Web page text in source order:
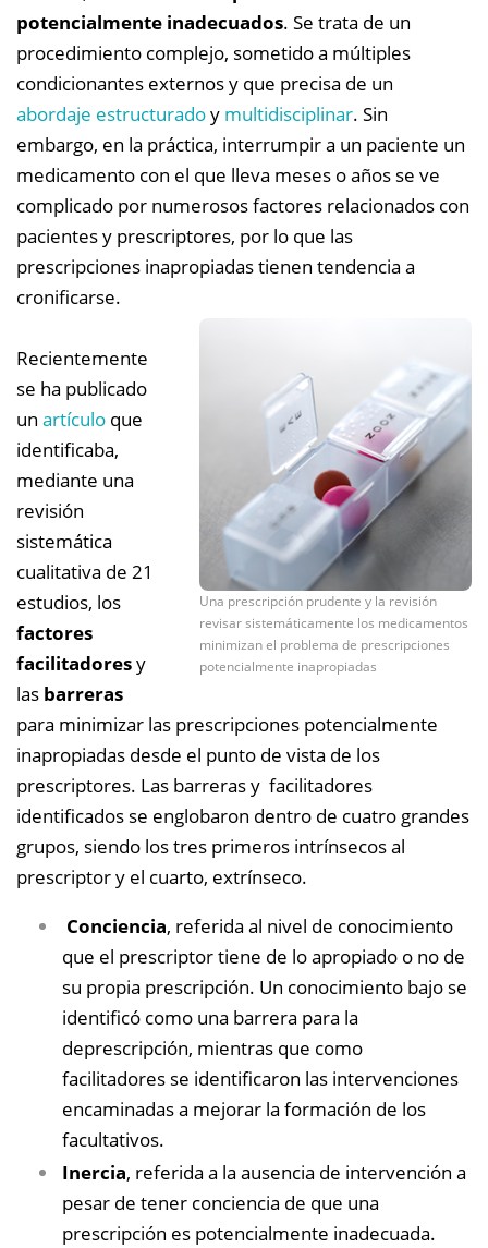
potencialmente inadecuados. Se trata de un
procedimiento complejo, sometido a múltiples
condicionantes externos y que precisa de un
abordaje estructuradoy multidisciplinar. Sin
embargo, en la práctica, interrumpir a un paciente un
medicamento con el que lleva meses o años se ve
complicado por numerosos factores relacionados con
pacientes y prescriptores, por lo que las
prescripciones inapropiadas tienen tendencia a
cronificarse.
Una prescripción prudente y la revisión
revisar sistemáticamente los medicamentos
minimizan el problema de prescripciones
potencialmente inapropiadas
Recientemente
se ha publicado
un artículo que
identificaba,
mediante una
revisión
sistemática
cualitativa de 21
estudios, los
factores
facilitadoresy
las barreras
para minimizar las prescripciones potencialmente
inapropiadas desde el punto de vista de los
prescriptores. Las barreras y facilitadores
identificados se englobaron dentro de cuatro grandes
grupos, siendo los tres primeros intrínsecos al
prescriptor y el cuarto, extrínseco.
Conciencia, referida al nivel de conocimiento
que el prescriptor tiene de lo apropiado o no de
su propia prescripción. Un conocimiento bajo se
identificó como una barrera para la
deprescripción, mientras que como
facilitadores se identificaron las intervenciones
encaminadas a mejorar la formación de los
facultativos.
Inercia, referida a la ausencia de intervención a
pesar de tener conciencia de que una
prescripción es potencialmente inadecuada.